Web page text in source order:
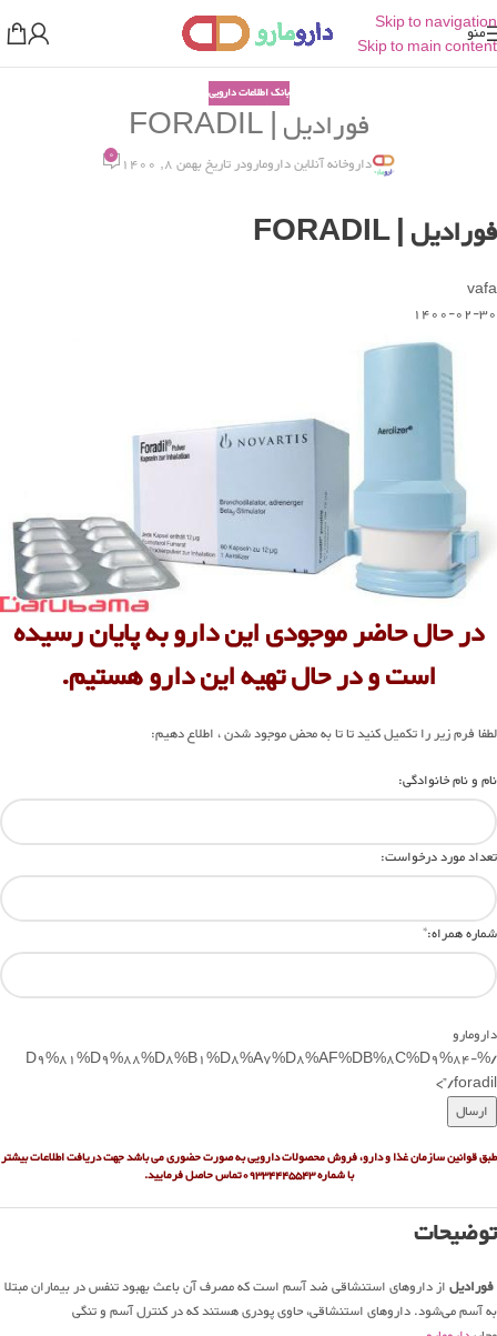
Skip to navigation
Skip to main content
منو
بانک اطلاعات دارویی
فورادیل | FORADIL
داروخانه آنلاین دارومارودر تاریخ بهمن 8, 1400 0
فورادیل | FORADIL
vafa
1400-02-30
در حال حاضر موجودی این دارو به پایان رسیده
است و در حال تهیه این دارو هستیم.
لطفا فرم زیر را تکمیل کنید تا تا به محض موجود شدن ، اطلاع دهیم:
نام و نام خانوادگی:
تعداد مورد درخواست:
شماره همراه:*
دارومارو
/%D9%81%D9%88%D8%B1%D8%A7%D8%AF%DB%8C%D9%84-
foradil/”>
طبق قوانین سازمان غذا و دارو، فروش محصولات دارویی به صورت حضوری می باشد جهت دریافت اطلاعات بیشتر
با شماره09334445543تماس حاصل فرمایید.
توضیحات
فورادیلاز داروهای استنشاقی ضد آسم است که مصرف آن باعث بهبود تنفس در بیماران مبتلا
به آسم می‌شود. داروهای استنشاقی، حاوی پودری هستند که در کنترل آسم و تنگی